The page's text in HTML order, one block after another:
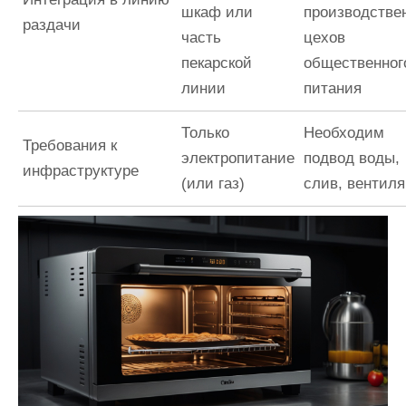
раздачи
шкаф или
часть
пекарской
линии
цехов
питания
Требования к
инфраструктуре
Только
электропитание
(или газ)
Необходим
подвод воды,
слив,